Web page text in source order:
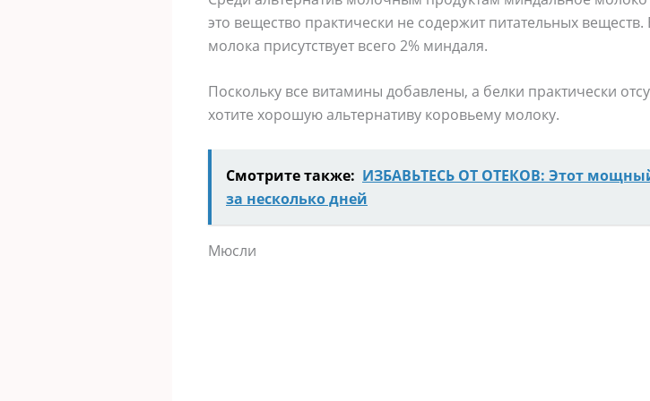
это вещество практически не содержит питательных
молока присутствует всего 2% миндаля.
Поскольку все витамины добавлены, а белки практически
хотите хорошую альтернативу коровьему молоку.
Смотрите также: ИЗБАВЬТЕСЬ ОТ ОТЕКОВ: Этот
за несколько дней
Мюсли